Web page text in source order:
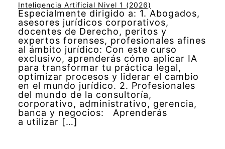
Inteligencia Artificial Nivel 1 (2026)
Especialmente dirigido a: 1. Abogados,
asesores jurídicos corporativos,
docentes de Derecho, peritos y
expertos forenses, profesionales afines
al ámbito jurídico: Con este curso
exclusivo, aprenderás cómo aplicar IA
para transformar tu práctica legal,
optimizar procesos y liderar el cambio
en el mundo jurídico. 2. Profesionales
del mundo de la consultoría,
corporativo, administrativo, gerencia,
banca y negocios: Aprenderás
a utilizar […]